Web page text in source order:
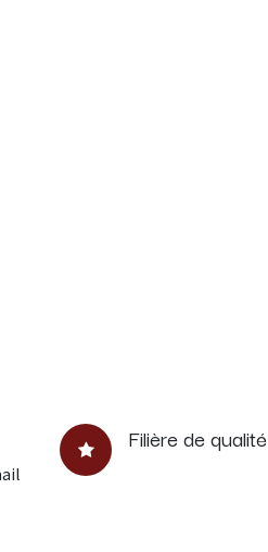
Filière de qualité